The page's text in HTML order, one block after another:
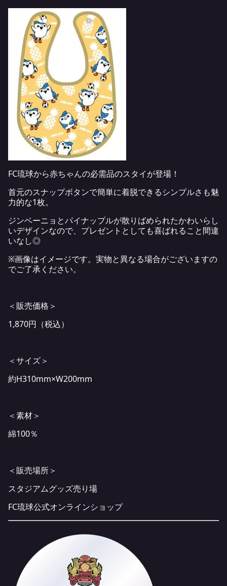
FC琉球から赤ちゃんの必需品のスタイが登場！
首元のスナップボタンで簡単に着脱できるシンプルさも魅
力的な1枚。
ジンベーニョとパイナップルが散りばめられたかわいらし
いデザインなので、プレゼントとしても喜ばれること間違
いなし◎
※画像はイメージです。実物と異なる場合がございますの
でご了承ください。
＜販売価格＞
1,870円（税込）
＜サイズ＞
約H310mm×W200mm
＜素材＞
綿100％
＜販売場所＞
スタジアムグッズ売り場
FC琉球公式オンラインショップ